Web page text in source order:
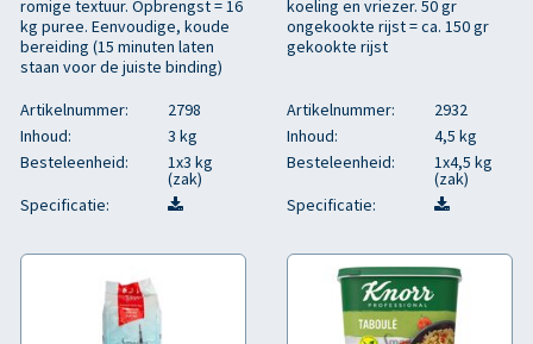
romige textuur. Opbrengst = 16
kg puree. Eenvoudige, koude
bereiding (15 minuten laten
staan voor de juiste binding)
Artikelnummer:
2798
Inhoud:
3 kg
Besteleenheid:
1x3 kg
(zak)
Specificatie:
koeling en vriezer. 50 gr
ongekookte rijst = ca. 150 gr
gekookte rijst
Artikelnummer:
2932
Inhoud:
4,5 kg
Besteleenheid:
1x4,5 kg
(zak)
Specificatie: